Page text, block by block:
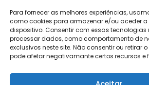
Para fornecer as melhores experiências,
como cookies para armazenar e/ou aceder
dispositivo. Consentir com essas tecnologias
processar dados, como comportamento de
exclusivos neste site. Não consentir ou retirar
pode afetar negativamante certos recursos e
Site
Pagamentos Seguros MB | MB WAY | Transferência Bancária |